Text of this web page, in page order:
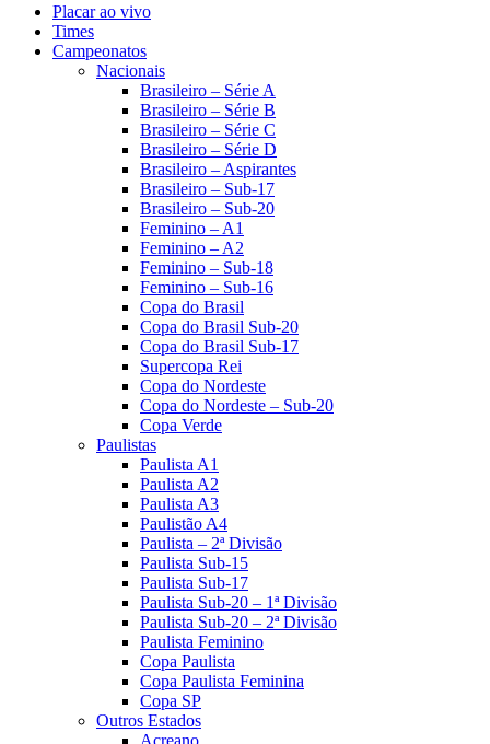
Placar ao vivo
Times
Campeonatos
Nacionais
Brasileiro – Série A
Brasileiro – Série B
Brasileiro – Série C
Brasileiro – Série D
Brasileiro – Aspirantes
Brasileiro – Sub-17
Brasileiro – Sub-20
Feminino – A1
Feminino – A2
Feminino – Sub-18
Feminino – Sub-16
Copa do Brasil
Copa do Brasil Sub-20
Copa do Brasil Sub-17
Supercopa Rei
Copa do Nordeste
Copa do Nordeste – Sub-20
Copa Verde
Paulistas
Paulista A1
Paulista A2
Paulista A3
Paulistão A4
Paulista – 2ª Divisão
Paulista Sub-15
Paulista Sub-17
Paulista Sub-20 – 1ª Divisão
Paulista Sub-20 – 2ª Divisão
Paulista Feminino
Copa Paulista
Copa Paulista Feminina
Copa SP
Outros Estados
Acreano